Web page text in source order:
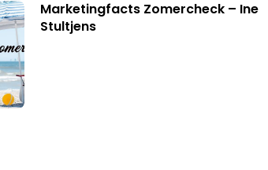
Marketingfacts Zomercheck – Ine
Stultjens